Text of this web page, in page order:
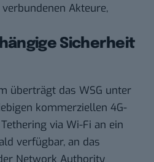
Akteure,
Sicherheit
überträgt das WSG unter
kommerziellen 4G-
via Wi-Fi an ein
verfügbar, an das
Network Authority